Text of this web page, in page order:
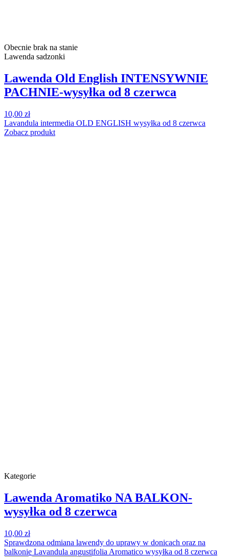
Obecnie brak na stanie
Lawenda sadzonki
Lawenda Old English INTENSYWNIE
PACHNIE-wysyłka od 8 czerwca
10,00 zł
Lavandula intermedia OLD ENGLISH wysyłka od 8 czerwca
Zobacz produkt
Kategorie
Lawenda Aromatiko NA BALKON-
wysyłka od 8 czerwca
10,00 zł
Sprawdzona odmiana lawendy do uprawy w donicach oraz na
balkonie Lavandula angustifolia Aromatico wysyłka od 8 czerwca